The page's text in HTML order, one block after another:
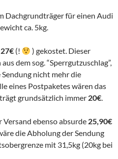
Dachgrundträger für einen Audi
ca. 5kg.
27€ (!
) gekostet. Dieser
dem sog. “Sperrgutzuschlag”,
nicht mehr die
eines Postpaketes wären das
grundsätzlich immer 20€.
ebenso absurde 25,90€
die Abholung der Sendung
mit 31,5kg (20kg bei